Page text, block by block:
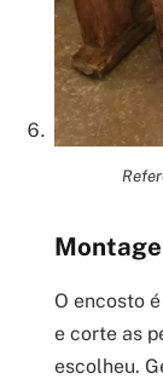
O encosto
e corte as
escolheu.